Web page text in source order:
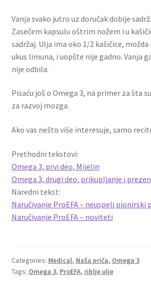
Vanja svako jutro uz doručak dobije
Zasečem kapsulu oštrim nožem i u
sadržaj. Ulja ima oko 1/2 kašičice,
ukus limuna, i uopšte nije gadno. Vanja
nije odbila.
Pisaću još o Omega 3, na primer za šta
za razvoj mozga.
Ako vas nešto više interesuje, samo
Prethodni tekstovi:
Omega 3, prvi deo, Mijelin
Omega 3, drugi deo, prikupljanje i
Naredni tekst:
Naručivanje ProEFA – neuspeli pionirski
Naručivanje ProEFA – noviteti
Categories: Medical, Naša priča, Omega 3
Tags: Omega 3, ProEFA, riblje ulje